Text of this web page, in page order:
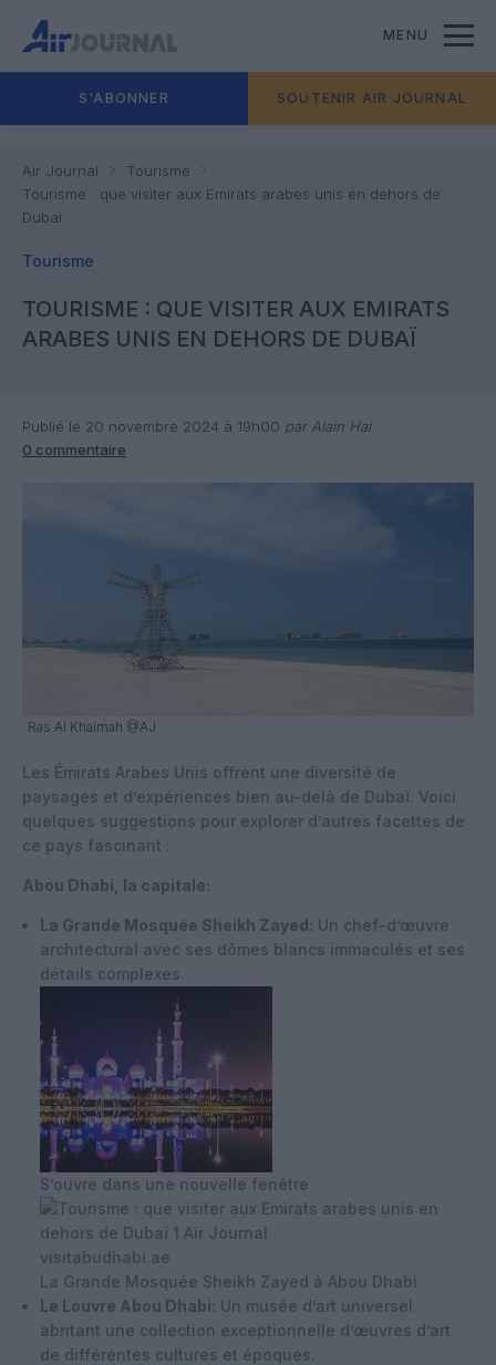
MENU
S'ABONNER SOUTENIR AIR JOURNAL
Air Journal
Tourisme
Tourisme : que visiter aux Emirats arabes unis en dehors de
Dubaï
Tourisme
TOURISME : QUE VISITER AUX EMIRATS
ARABES UNIS EN DEHORS DE DUBAÏ
Publié le 20 novembre 2024 à 19h00 par Alain Hai
0 commentaire
Ras Al Khaimah @AJ
Les Émirats Arabes Unis offrent une diversité de
paysages et d’expériences bien au-delà de Dubaï. Voici
quelques suggestions pour explorer d’autres facettes de
ce pays fascinant :
Abou Dhabi, la capitale:
La Grande Mosquée Sheikh Zayed: Un chef-d’œuvre
architectural avec ses dômes blancs immaculés et ses
détails complexes.
S’ouvre dans une nouvelle fenêtre
visitabudhabi.ae
La Grande Mosquée Sheikh Zayed à Abou Dhabi
Le Louvre Abou Dhabi: Un musée d’art universel
abritant une collection exceptionnelle d’œuvres d’art
de différentes cultures et époques.